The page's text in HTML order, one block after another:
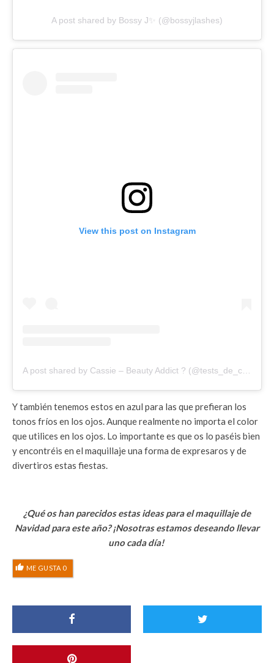
A post shared by Bossy J✨ (@bossyjlashes)
View this post on Instagram
Y también tenemos estos en azul para las que prefieran los
tonos fríos en los ojos. Aunque realmente no importa el color
que utilices en los ojos. Lo importante es que os lo paséis bien
y encontréis en el maquillaje una forma de expresaros y de
divertiros estas fiestas.
¿Qué os han parecidos estas ideas para el maquillaje de
Navidad para este año? ¡Nosotras estamos deseando llevar
uno cada día!
ME GUSTA 0